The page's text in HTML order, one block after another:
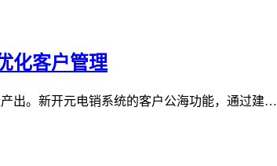
化客户管理
出。新开元电销系统的客户公海功能，通过建…